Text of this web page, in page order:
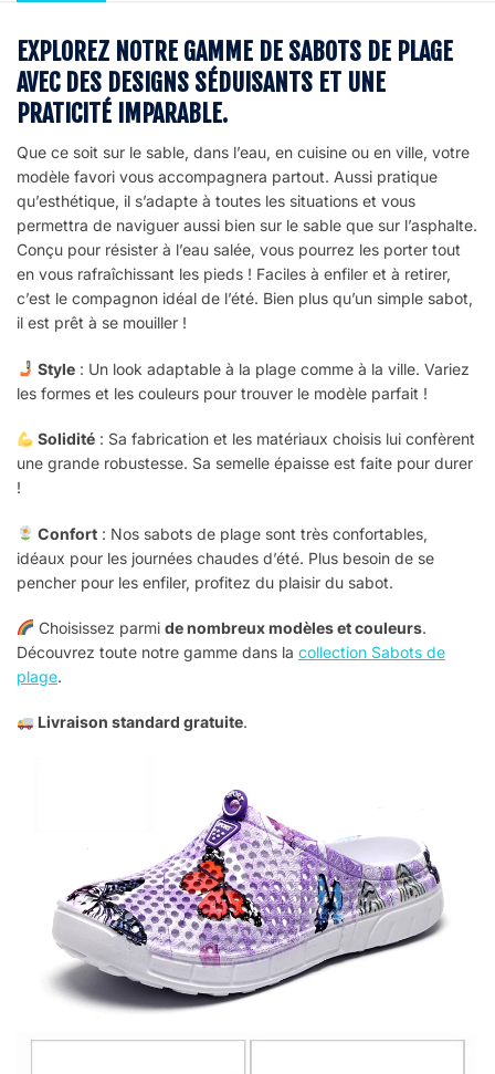
EXPLOREZ NOTRE GAMME DE SABOTS DE PLAGE
AVEC DES DESIGNS SÉDUISANTS ET UNE
PRATICITÉ IMPARABLE.
Que ce soit sur le sable, dans l’eau, en cuisine ou en ville, votre
modèle favori vous accompagnera partout. Aussi pratique
qu’esthétique, il s’adapte à toutes les situations et vous
permettra de naviguer aussi bien sur le sable que sur l’asphalte.
Conçu pour résister à l’eau salée, vous pourrez les porter tout
en vous rafraîchissant les pieds ! Faciles à enfiler et à retirer,
c’est le compagnon idéal de l’été. Bien plus qu’un simple sabot,
il est prêt à se mouiller !
Style: Un look adaptable à la plage comme à la ville. Variez
les formes et les couleurs pour trouver le modèle parfait !
Solidité: Sa fabrication et les matériaux choisis lui confèrent
une grande robustesse. Sa semelle épaisse est faite pour durer
!
Confort: Nos sabots de plage sont très confortables,
idéaux pour les journées chaudes d’été. Plus besoin de se
pencher pour les enfiler, profitez du plaisir du sabot.
Choisissez parmi de nombreux modèles et couleurs.
Découvrez toute notre gamme dans la collection Sabots de
plage.
Livraison standard gratuite.